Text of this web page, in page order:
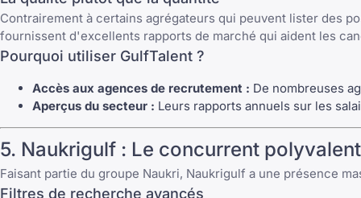
Contrairement à certains agrégateurs qui peuvent lister des
fournissent d'excellents rapports de marché qui aident les
Pourquoi utiliser GulfTalent ?
Accès aux agences de recrutement : De nombreuses
Aperçus du secteur : Leurs rapports annuels sur les
5. Naukrigulf : Le concurrent polyvalent
Faisant partie du groupe Naukri, Naukrigulf a une présence
Filtres de recherche avancés